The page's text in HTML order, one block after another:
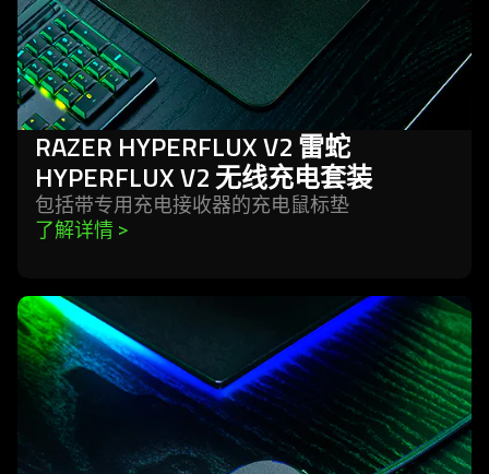
线
充
电
套
装RAZER HYPERFLUX V2 雷蛇
HYPERFLUX V2 无线充电套装
包括带专用充电接收器的充电鼠标垫
了解详情 >
learn
more
razer